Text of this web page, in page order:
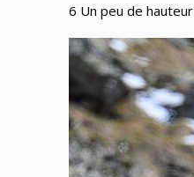
6 Un peu de hauteur